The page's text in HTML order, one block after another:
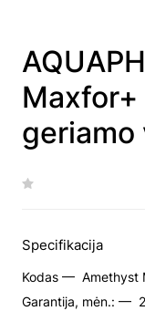
geriamo
Specifikacija
Kodas — Amethyst
Garantija, mėn.: —